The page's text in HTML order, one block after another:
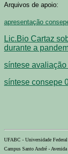
Arquivos de apoio:
apresentação
Lic.Bio Cartaz
durante a
síntese avaliação
síntese consepe
UFABC - Universidade
Campus Santo André -